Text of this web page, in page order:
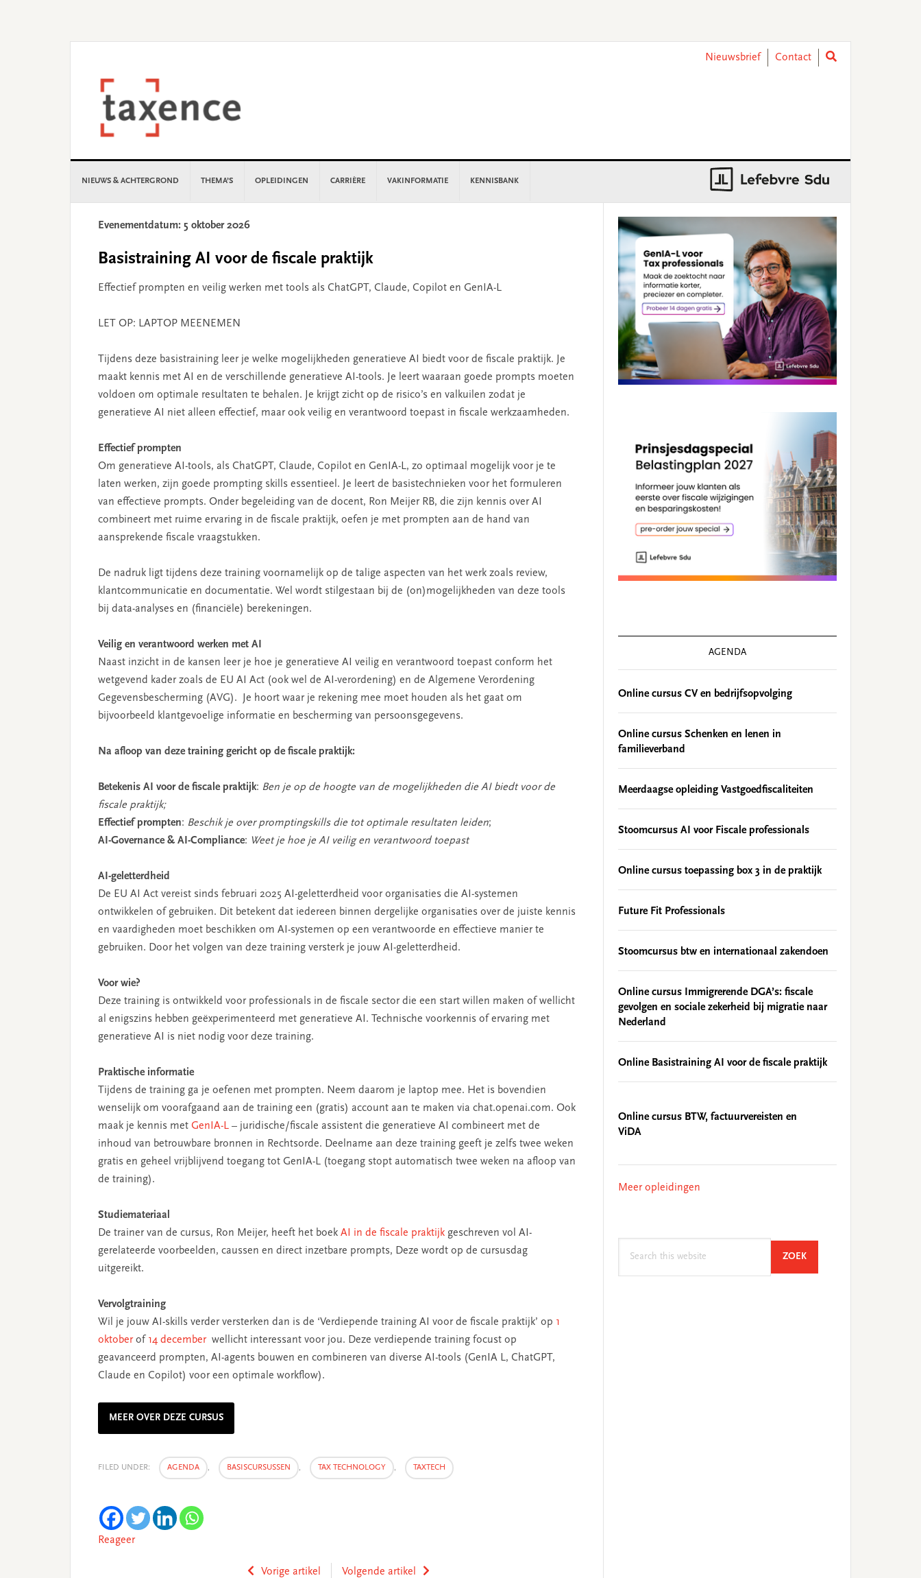
Nieuwsbrief
Contact
NIEUWS & ACHTERGROND THEMA’S OPLEIDINGEN CARRIÈRE VAKINFORMATIE KENNISBANK
Evenementdatum: 5 oktober 2026
Basistraining AI voor de fiscale praktijk
Effectief prompten en veilig werken met tools als ChatGPT, Claude, Copilot en GenIA-L
LET OP: LAPTOP MEENEMEN
Tijdens deze basistraining leer je welke mogelijkheden generatieve AI biedt voor de fiscale praktijk. Je
maakt kennis met AI en de verschillende generatieve AI-tools. Je leert waaraan goede prompts moeten
voldoen om optimale resultaten te behalen. Je krijgt zicht op de risico’s en valkuilen zodat je
generatieve AI niet alleen effectief, maar ook veilig en verantwoord toepast in fiscale werkzaamheden.
Effectief prompten
Om generatieve AI-tools, als ChatGPT, Claude, Copilot en GenIA-L, zo optimaal mogelijk voor je te
laten werken, zijn goede prompting skills essentieel. Je leert de basistechnieken voor het formuleren
van effectieve prompts. Onder begeleiding van de docent, Ron Meijer RB, die zijn kennis over AI
combineert met ruime ervaring in de fiscale praktijk, oefen je met prompten aan de hand van
aansprekende fiscale vraagstukken.
De nadruk ligt tijdens deze training voornamelijk op de talige aspecten van het werk zoals review,
klantcommunicatie en documentatie. Wel wordt stilgestaan bij de (on)mogelijkheden van deze tools
bij data-analyses en (financiële) berekeningen.
Veilig en verantwoord werken met AI
Naast inzicht in de kansen leer je hoe je generatieve AI veilig en verantwoord toepast conform het
wetgevend kader zoals de EU AI Act (ook wel de AI-verordening) en de Algemene Verordening
Gegevensbescherming (AVG). Je hoort waar je rekening mee moet houden als het gaat om
bijvoorbeeld klantgevoelige informatie en bescherming van persoonsgegevens.
Na afloop van deze training gericht op de fiscale praktijk:
Betekenis AI voor de fiscale praktijk: Ben je op de hoogte van de mogelijkheden die AI biedt voor de
fiscale praktijk;
Effectief prompten: Beschik je over promptingskills die tot optimale resultaten leiden;
AI-Governance & AI-Compliance: Weet je hoe je AI veilig en verantwoord toepast
AI-geletterdheid
De EU AI Act vereist sinds februari 2025 AI-geletterdheid voor organisaties die AI-systemen
ontwikkelen of gebruiken. Dit betekent dat iedereen binnen dergelijke organisaties over de juiste kennis
en vaardigheden moet beschikken om AI-systemen op een verantwoorde en effectieve manier te
gebruiken. Door het volgen van deze training versterk je jouw AI-geletterdheid.
Voor wie?
Deze training is ontwikkeld voor professionals in de fiscale sector die een start willen maken of wellicht
al enigszins hebben geëxperimenteerd met generatieve AI. Technische voorkennis of ervaring met
generatieve AI is niet nodig voor deze training.
Praktische informatie
Tijdens de training ga je oefenen met prompten. Neem daarom je laptop mee. Het is bovendien
wenselijk om voorafgaand aan de training een (gratis) account aan te maken via chat.openai.com. Ook
maak je kennis met GenIA-L – juridische/fiscale assistent die generatieve AI combineert met de
inhoud van betrouwbare bronnen in Rechtsorde. Deelname aan deze training geeft je zelfs twee weken
gratis en geheel vrijblijvend toegang tot GenIA-L (toegang stopt automatisch twee weken na afloop van
de training).
Studiemateriaal
De trainer van de cursus, Ron Meijer, heeft het boek AI in de fiscale praktijk geschreven vol AI-
gerelateerde voorbeelden, caussen en direct inzetbare prompts, Deze wordt op de cursusdag
uitgereikt.
Vervolgtraining
Wil je jouw AI-skills verder versterken dan is de ‘Verdiepende training AI voor de fiscale praktijk’ op 1
oktoberof 14 december wellicht interessant voor jou. Deze verdiepende training focust op
geavanceerd prompten, AI-agents bouwen en combineren van diverse AI-tools (GenIA L, ChatGPT,
Claude en Copilot) voor een optimale workflow).
MEER OVER DEZE CURSUS
FILED UNDER: AGENDA , BASISCURSUSSEN , TAX TECHNOLOGY , TAXTECH
Reageer
Vorige artikel
Volgende artikel
Sidebar
AGENDA
Online cursus CV en bedrijfsopvolging
Online cursus Schenken en lenen in
familieverband
Meerdaagse opleiding Vastgoedfiscaliteiten
Stoomcursus AI voor Fiscale professionals
Online cursus toepassing box 3 in de praktijk
Future Fit Professionals
Stoomcursus btw en internationaal zakendoen
Online cursus Immigrerende DGA’s: fiscale
gevolgen en sociale zekerheid bij migratie naar
Nederland
Online Basistraining AI voor de fiscale praktijk
Online cursus BTW, factuurvereisten en
ViDA
Meer opleidingen
ZOEKSEARCH